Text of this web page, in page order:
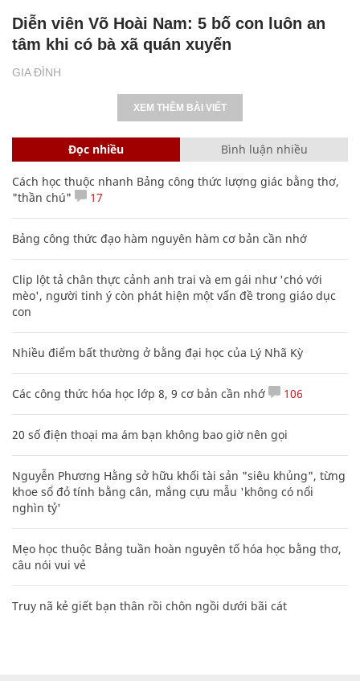
GIA ĐÌNH
Diễn viên Võ Hoài Nam: 5 bố con luôn an
tâm khi có bà xã quán xuyến
XEM THÊM BÀI VIẾT
Đọc nhiều Bình luận nhiều
Cách học thuộc nhanh Bảng công thức lượng giác bằng thơ,
"thần chú"
17
Bảng công thức đạo hàm nguyên hàm cơ bản cần nhớ
Clip lột tả chân thực cảnh anh trai và em gái như 'chó với
mèo', người tinh ý còn phát hiện một vấn đề trong giáo dục
con
Nhiều điểm bất thường ở bằng đại học của Lý Nhã Kỳ
Các công thức hóa học lớp 8, 9 cơ bản cần nhớ 106
20 số điện thoại ma ám bạn không bao giờ nên gọi
Nguyễn Phương Hằng sở hữu khối tài sản "siêu khủng", từng
khoe sổ đỏ tính bằng cân, mắng cựu mẫu 'không có nổi
nghìn tỷ'
Mẹo học thuộc Bảng tuần hoàn nguyên tố hóa học bằng thơ,
câu nói vui vẻ
Truy nã kẻ giết bạn thân rồi chôn ngồi dưới bãi cát